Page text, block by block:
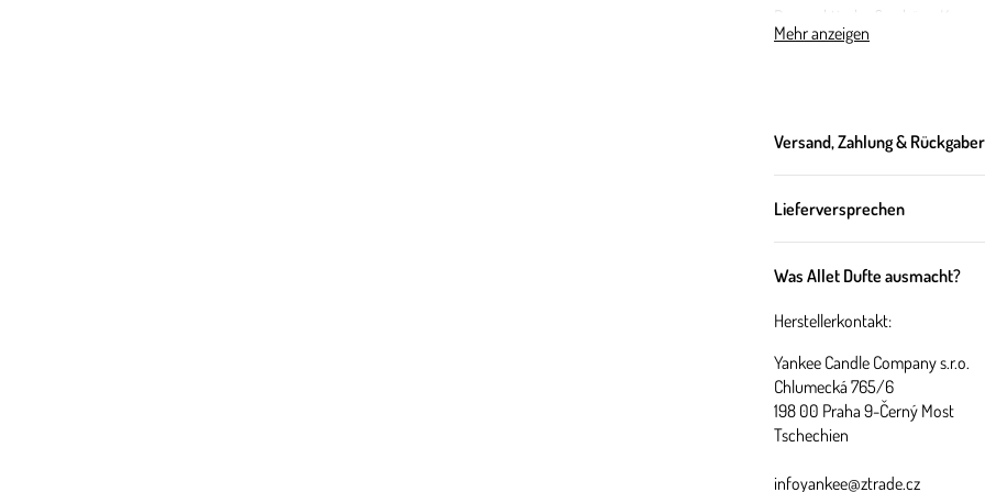
Mehr anzeigen
Das praktische & schöne
wiederverwenden.
Die absolut delikate
Duftnote
Kopfnote: Kirsche & Mandel
Herznote: Kirsche & Zimt
Über dieses
Brennzeit / Gewicht
große Kerze: bis zu 90 Std. / 567
Versand, Zahlung &
Lieferversprechen
Was Allet Dufte ausmacht?
Herstellerkontakt:
Yankee Candle Company s.r.o.
Chlumecká 765/6
198 00 Praha 9-Černý Most
Tschechien
infoyankee@ztrade.cz